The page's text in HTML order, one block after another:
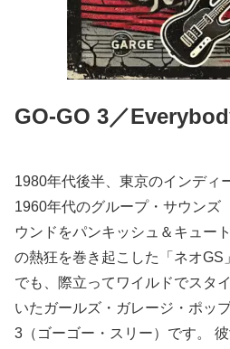
GO-GO 3／
1980年代後半、東京のインディ
1960年代のグループ・サウンズ
ウンドをパンキッシュ＆キュー
の熱狂を巻き起こした「ネオGS
でも、際立ってワイルドでスタ
いたガールズ・ガレージ・ポッ
3（ゴーゴー・スリー）です。